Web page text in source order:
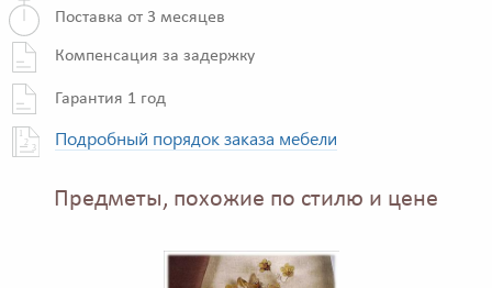
Поставка от 3 месяцев
Компенсация за задержку
Гарантия 1 год
Подробный порядок заказа мебели
Предметы, похожие по стилю и цене